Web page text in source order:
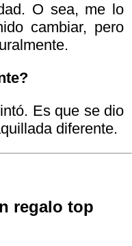
O sea, me lo
cambiar, pero
Es que se dio
diferente.
regalo top